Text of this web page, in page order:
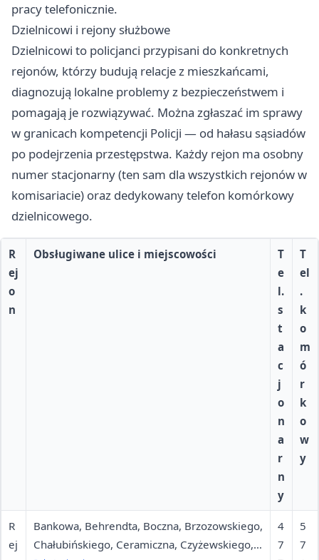
pracy telefonicznie.
Dzielnicowi i rejony służbowe
Dzielnicowi to policjanci przypisani do konkretnych
rejonów, którzy budują relacje z mieszkańcami,
diagnozują lokalne problemy z bezpieczeństwem i
pomagają je rozwiązywać. Można zgłaszać im sprawy
w granicach kompetencji Policji — od hałasu sąsiadów
po podejrzenia przestępstwa. Każdy rejon ma osobny
numer stacjonarny (ten sam dla wszystkich rejonów w
komisariacie) oraz dedykowany telefon komórkowy
dzielnicowego.
R
ej
o
n
Obsługiwane ulice i miejscowości
T
e
l.
s
t
a
c
j
o
n
a
r
n
y
T
el
.
k
o
m
ó
r
k
o
w
y
R
ej
Bankowa, Behrendta, Boczna, Brzozowskiego,
Chałubińskiego, Ceramiczna, Czyżewskiego,
4
7
5
7